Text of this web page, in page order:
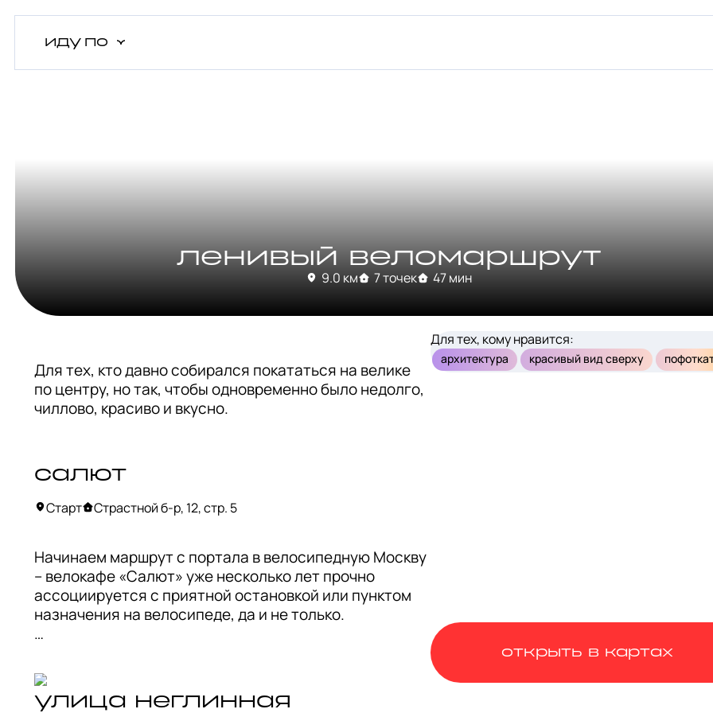
иду по
ленивый веломаршрут
9.0 км 7 точек 47 мин
Для тех, кто давно собирался покататься на велике
по центру, но так, чтобы одновременно было недолго,
чиллово, красиво и вкусно.
салют
Старт Страстной б-р, 12, стр. 5
Начинаем маршрут с портала в велосипедную Москву
– велокафе «Салют» уже несколько лет прочно
ассоциируется с приятной остановкой или пунктом
назначения на велосипеде, да и не только.
гаражи и склады, но велоэнтузиастки Алена Чендлер
и Люба Инжиневская превратили его в уютное
улица неглинная
Для тех, кому нравится:
архитектура красивый вид сверху
открыть в картах